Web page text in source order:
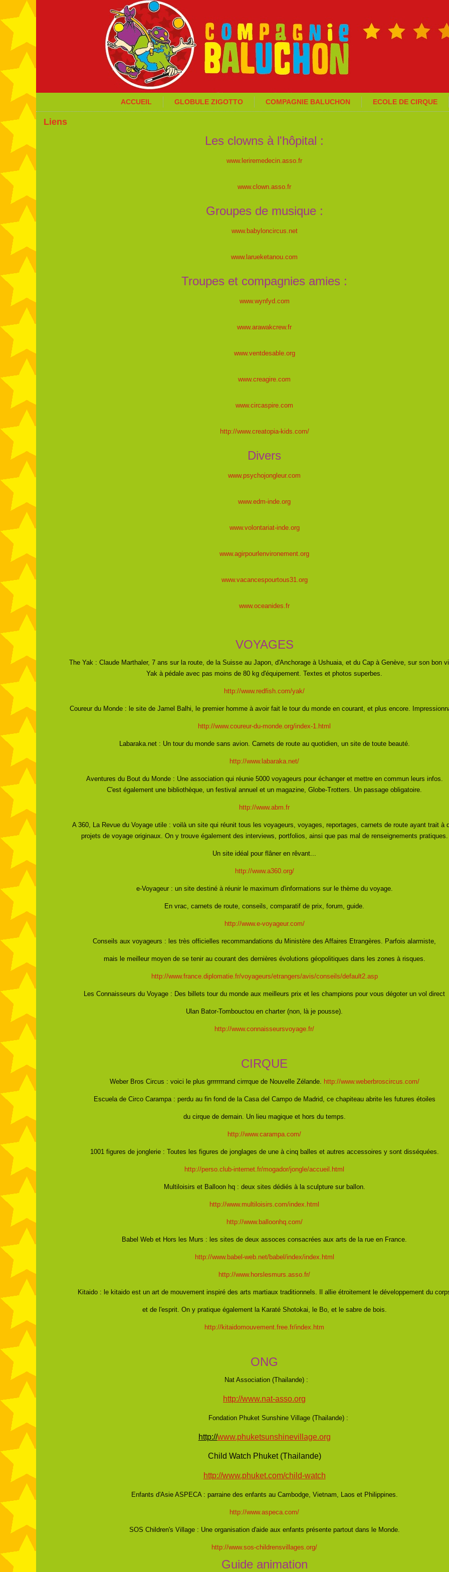
ACCUEIL GLOBULE ZIGOTTO COMPAGNIE BALUCHON ECOLE DE CIRQUE
Liens
Les clowns à l'hôpital :
www.leriremedecin.asso.fr
www.clown.asso.fr
Groupes de musique :
www.babyloncircus.net
www.larueketanou.com
Troupes et compagnies amies :
www.wynfyd.com
www.arawakcrew.fr
www.ventdesable.org
www.creagire.com
www.circaspire.com
http://www.creatopia-kids.com/
Divers
www.psychojongleur.com
www.edm-inde.org
www.volontariat-inde.org
www.agirpourlenvironement.org
www.vacancespourtous31.org
www.oceanides.fr
VOYAGES
The Yak : Claude Marthaler, 7 ans sur la route, de la Suisse au Japon, d'Anchorage à Ushuaia, et du Cap à Genève,sur son bon
Yak à pédale avec pas moins de 80 kg d'équipement. Textes et photos superbes.
http://www.redfish.com/yak/
Coureur du Monde : le site de Jamel Balhi, le premier homme à avoir fait le tour du monde en courant, et plus encore.
http://www.coureur-du-monde.org/index-1.html
Labaraka.net : Un tour du monde sans avion. Carnets de route au quotidien, un site de toute beauté.
http://www.labaraka.net/
Aventures du Bout du Monde : Une association qui réunie 5000 voyageurs pour échanger et mettre en commun leurs infos.
C'est également une bibliothèque, un festival annuel et un magazine, Globe-Trotters. Un passage obligatoire.
http://www.abm.fr
A 360, La Revue du Voyage utile : voilà un site qui réunit tous les voyageurs, voyages, reportages, carnets de route ayant trait à
projets de voyage originaux. On y trouve également des interviews, portfolios, ainsi que pas mal de renseignements pratiques.
Un site idéal pour flâner en rêvant...
http://www.a360.org/
e-Voyageur : un site destiné à réunir le maximum d'informations sur le thème du voyage.
En vrac, carnets de route, conseils, comparatif de prix, forum, guide.
http://www.e-voyageur.com/
Conseils aux voyageurs : les très officielles recommandations du Ministère des Affaires Etrangères. Parfois alarmiste,
mais le meilleur moyen de se tenir au courant des dernières évolutions géopolitiques dans les zones à risques.
http://www.france.diplomatie.fr/voyageurs/etrangers/avis/conseils/default2.asp
Les Connaisseurs du Voyage : Des billets tour du monde aux meilleurs prix et les champions pour vous dégoter un vol direct
Ulan Bator-Tombouctou en charter (non, là je pousse).
http://www.connaisseursvoyage.fr/
CIRQUE
Weber Bros Circus : voici le plus grrrrrrrand cirrrque de Nouvelle Zélande. http://www.weberbroscircus.com/
Escuela de Circo Carampa : perdu au fin fond de la Casa del Campo de Madrid, ce chapiteau abrite les futures étoiles
du cirque de demain. Un lieu magique et hors du temps.
http://www.carampa.com/
1001 figures de jonglerie : Toutes les figures de jonglages de une à cinq balles et autres accessoires y sont disséquées.
http://perso.club-internet.fr/mogador/jongle/accueil.html
Multiloisirs et Balloon hq : deux sites dédiés à la sculpture sur ballon.
http://www.multiloisirs.com/index.html
http://www.balloonhq.com/
Babel Web et Hors les Murs : les sites de deux assoces consacrées aux arts de la rue en France.
http://www.babel-web.net/babel/index/index.html
http://www.horslesmurs.asso.fr/
Kitaido : le kitaido est un art de mouvement inspiré des arts martiaux traditionnels. Il allie étroitement le développement du
et de l'esprit. On y pratique également la Karaté Shotokai, le Bo, et le sabre de bois.
http://kitaidomouvement.free.fr/index.htm
ONG
Nat Association (Thailande) :
http://www.nat-asso.org
Fondation Phuket Sunshine Village (Thailande) :
http://www.phuketsunshinevillage.org
Child Watch Phuket (Thailande)
http://www.phuket.com/child-watch
Enfants d'Asie ASPECA : parraine des enfants au Cambodge, Vietnam, Laos et Philippines.
http://www.aspeca.com/
SOS Children's Village : Une organisation d'aide aux enfants présente partout dans le Monde.
http://www.sos-childrensvillages.org/
Guide animation